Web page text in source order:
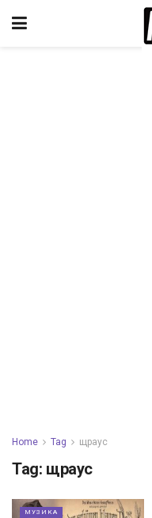
Home Tag щраус
Tag: щраус
МУЗИКА